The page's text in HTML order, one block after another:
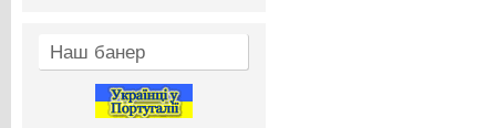
Наш банер